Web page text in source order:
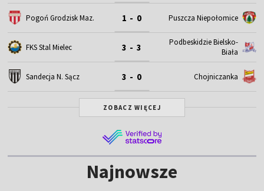
Pogoń Grodzisk Maz. 1 - 0 Puszcza Niepołomice
FKS Stal Mielec 3 - 3
Podbeskidzie Bielsko-
Biała
Sandecja N. Sącz 3 - 0 Chojniczanka
ZOBACZ WIĘCEJ
Najnowsze